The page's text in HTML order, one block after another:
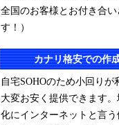
全国のお客様とお付き合
す！）
カナリ格安での作
自宅SOHOのため小回り
大変お安く提供できます
化にインターネットと言